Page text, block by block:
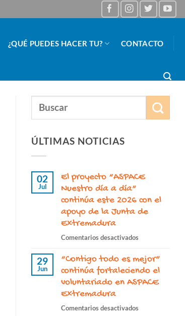
¿QUÉ PUEDES HACER TU? CONTACTO
ÚLTIMAS NOTICIAS
02
Jul
El proyecto “ASPACE
Nuestro día a día”
continúa este 2026 con el
apoyo de la Junta de
Extremadura
Comentarios desactivadosen
proyecto
“ASPACE
Nuestro
día”
29
Jun
“Contigo todo es mejor”
continúa fortaleciendo el
voluntariado en ASPACE
Extremadura
Comentarios desactivadosen